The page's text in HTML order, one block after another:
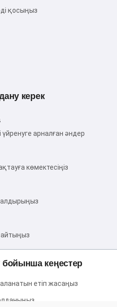
қосыңыз
керек
арналған әндер
көмектесіңіз
айтыңыз
бойынша кеңестер
етіп жасаңыз